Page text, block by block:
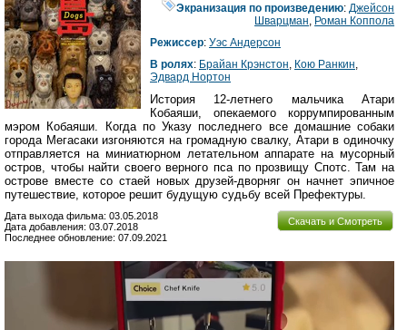
Экранизация по произведению: Джейсон
Шварцман Роман Коппола
Режиссер: Уэс Андерсон
В ролях: Брайан Крэнстон Кою Ранкин
Эдвард Нортон
История 12-летнего мальчика Атари
Кобаяши, опекаемого коррумпированным
мэром Кобаяши. Когда по Указу последнего все домашние собаки
города Мегасаки изгоняются на громадную свалку, Атари в одиночку
отправляется на миниатюрном летательном аппарате на мусорный
остров, чтобы найти своего верного пса по прозвищу Спотс. Там на
острове вместе со стаей новых друзей-дворняг он начнет эпичное
путешествие, которое решит будущую судьбу всей Префектуры.
Скачать и Смотреть
Дата выхода фильма: 03.05.2018
Дата добавления: 03.07.2018
Последнее обновление: 07.09.2021